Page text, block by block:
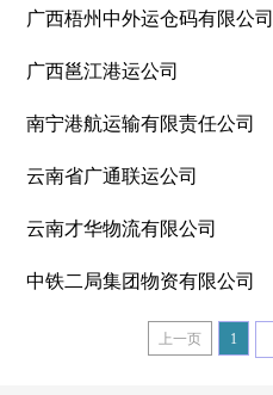
广西梧州中外运仓码有限公司
广西邕江港运公司
南宁港航运输有限责任公司
云南省广通联运公司
云南才华物流有限公司
中铁二局集团物资有限公司
上一页 1